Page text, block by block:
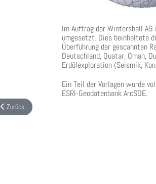
Im Auftrag der Wintershall
umgesetzt. Dies beinhaltete
Überführung der gescannten
Deutschland, Quatar, Oman,
Erdölexploration (Seismik,
Ein Teil der Vorlagen wurde
ESRI-Geodatenbank ArcSDE.
Vorheriger Beitrag: Digitalisierung / Aktualisierung
Zurück